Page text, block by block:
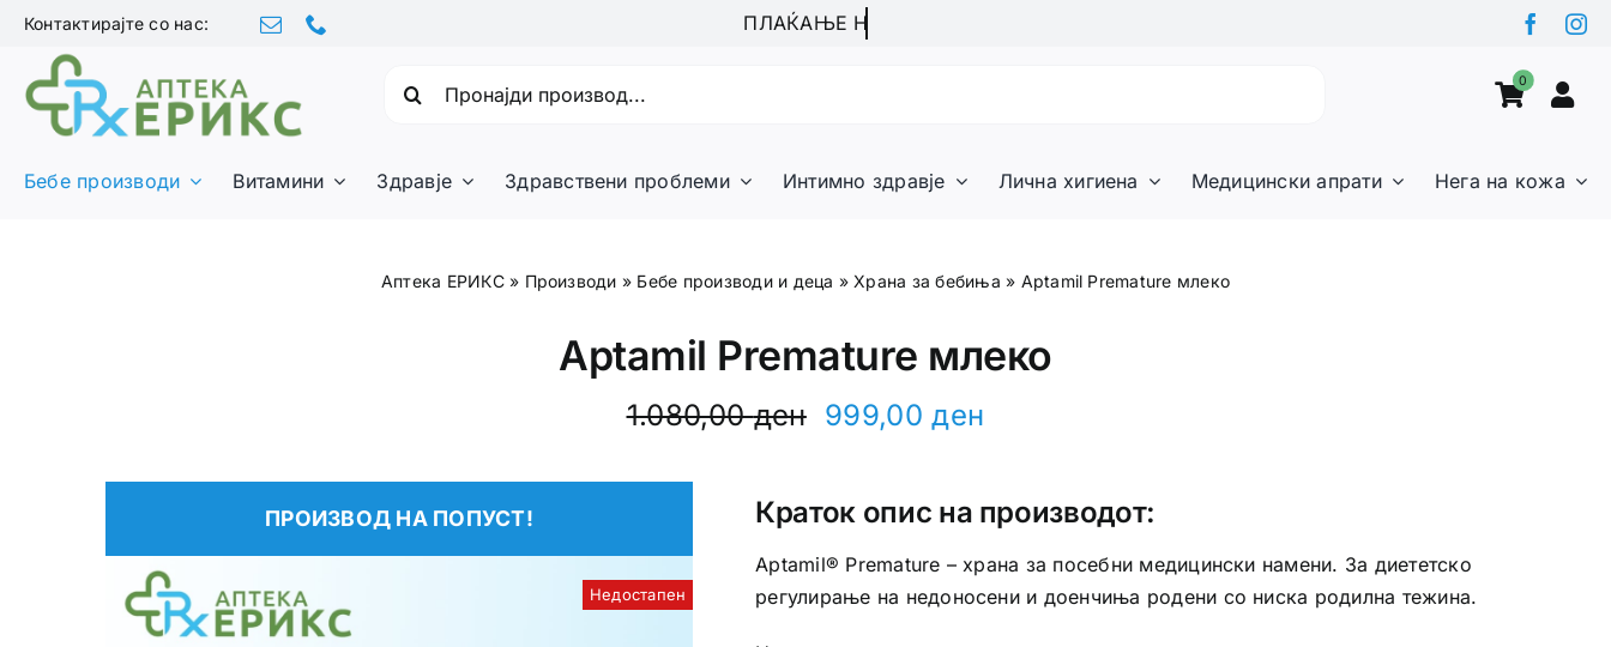
Skip
content
Контактирајте со нас:
0
Бебе производи Витамини Здравје Здравствени проблеми Интимно здравје Лична хигиена Медицински апрати Нега на кожа
Аптека ЕРИКС» Производи » Бебе производи и деца » Храна за бебиња » Aptamil Premature млеко
Aptamil Premature млеко
1.080,00ден
Original
1.080,00 ден.
999,00ден
Current
999,00 ден.
ПРОИЗВОД НА ПОПУСТ!
Недостапен
Краток опис на производот:
Aptamil® Premature – храна за посебни медицински намени. За диететско
регулирање на недоносени и доенчиња родени со ниска родилна тежина.